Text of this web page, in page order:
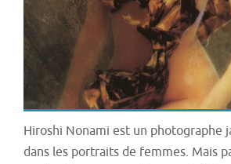
Hiroshi Nonami est un photographe
dans les portraits de femmes. Mais